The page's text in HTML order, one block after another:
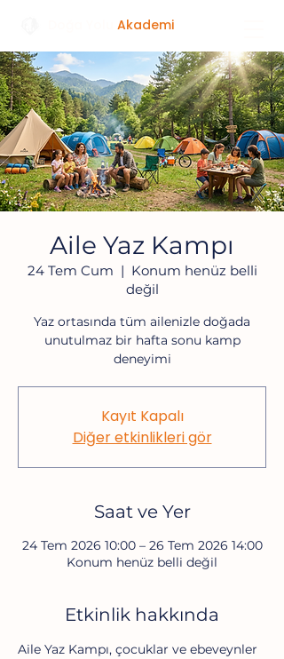
Akademi
Aile Yaz Kampı
24 Tem Cum
  |
Konum henüz belli
değil
Yaz ortasında tüm ailenizle doğada
unutulmaz bir hafta sonu kamp
deneyimi
Kayıt Kapalı
Diğer etkinlikleri gör
Saat ve Yer
24 Tem 2026 10:00 – 26 Tem 2026 14:00
Konum henüz belli değil
Etkinlik hakkında
Aile Yaz Kampı, çocuklar ve ebeveynler